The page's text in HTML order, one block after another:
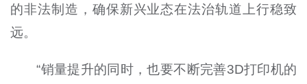
的非法制造，确保新兴业态在法治轨道上行稳致
远。
“销量提升的同时，也要不断完善3D打印机的